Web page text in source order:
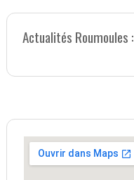
Actualités Roumoules :